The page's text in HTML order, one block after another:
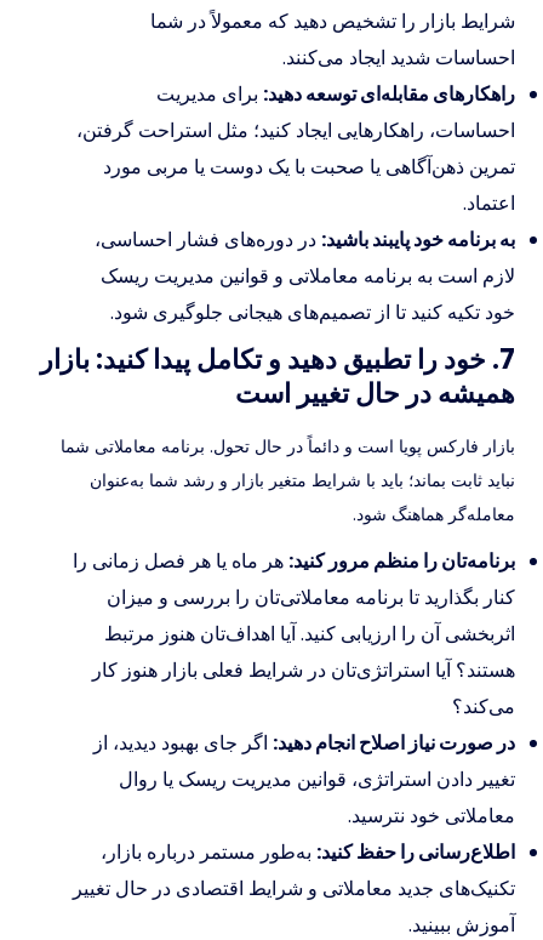
شرایط بازار را تشخیص دهید که معمولاً در شما
احساسات شدید ایجاد می‌کنند.
راهکارهای مقابله‌ای توسعه دهید: برای مدیریت
احساسات، راهکارهایی ایجاد کنید؛ مثل استراحت گرفتن،
تمرین ذهن‌آگاهی یا صحبت با یک دوست یا مربی مورد
اعتماد.
به برنامه خود پایبند باشید: در دوره‌های فشار احساسی،
لازم است به برنامه معاملاتی و قوانین مدیریت ریسک
خود تکیه کنید تا از تصمیم‌های هیجانی جلوگیری شود.
7. خود را تطبیق دهید و تکامل پیدا کنید: بازار
همیشه در حال تغییر است
بازار فارکس پویا است و دائماً در حال تحول. برنامه معاملاتی شما
نباید ثابت بماند؛ باید با شرایط متغیر بازار و رشد شما به‌عنوان
معامله‌گر هماهنگ شود.
برنامه‌تان را منظم مرور کنید: هر ماه یا هر فصل زمانی را
کنار بگذارید تا برنامه معاملاتی‌تان را بررسی و میزان
اثربخشی آن را ارزیابی کنید. آیا اهداف‌تان هنوز مرتبط
هستند؟ آیا استراتژی‌تان در شرایط فعلی بازار هنوز کار
می‌کند؟
در صورت نیاز اصلاح انجام دهید: اگر جای بهبود دیدید، از
تغییر دادن استراتژی، قوانین مدیریت ریسک یا روال
معاملاتی خود نترسید.
اطلاع‌رسانی را حفظ کنید: به‌طور مستمر درباره بازار،
تکنیک‌های جدید معاملاتی و شرایط اقتصادی در حال تغییر
آموزش ببینید.